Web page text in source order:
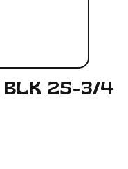
BLK 25-3/4